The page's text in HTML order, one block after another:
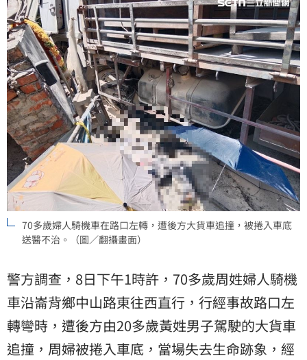
70多歲婦人騎機車在路口左轉，遭後方大貨車追撞，被捲入車底
送醫不治。（圖／翻攝畫面）
警方調查，8日下午1時許，70多歲周姓婦人騎機
車沿崙背鄉中山路東往西直行，行經事故路口左
轉彎時，遭後方由20多歲黃姓男子駕駛的大貨車
追撞，周婦被捲入車底，當場失去生命跡象，經